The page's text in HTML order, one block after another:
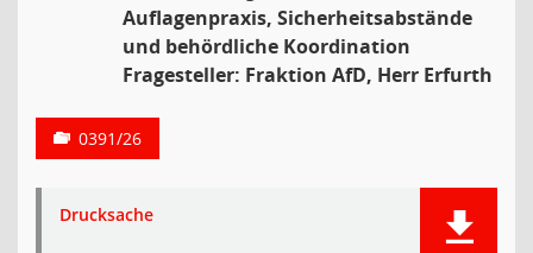
Auflagenpraxis, Sicherheitsabstände
und behördliche Koordination
Fragesteller: Fraktion AfD, Herr Erfurth
0391/26
Drucksache